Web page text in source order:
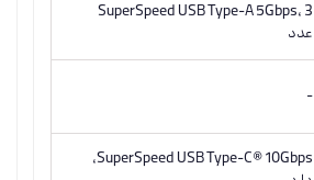
SuperSpeed USB Type-A 5Gbps, 3
عدد
-
SuperSpeed USB Type-C® 10Gbps,